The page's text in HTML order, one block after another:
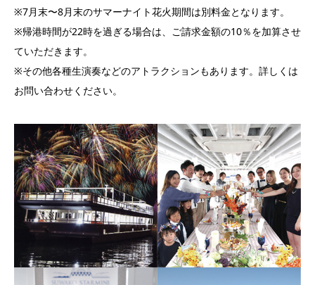
※7月末〜8月末のサマーナイト花火期間は別料金となります。
※帰港時間が22時を過ぎる場合は、ご請求金額の10％を加算させ
ていただきます。
※その他各種生演奏などのアトラクションもあります。詳しくは
お問い合わせください。